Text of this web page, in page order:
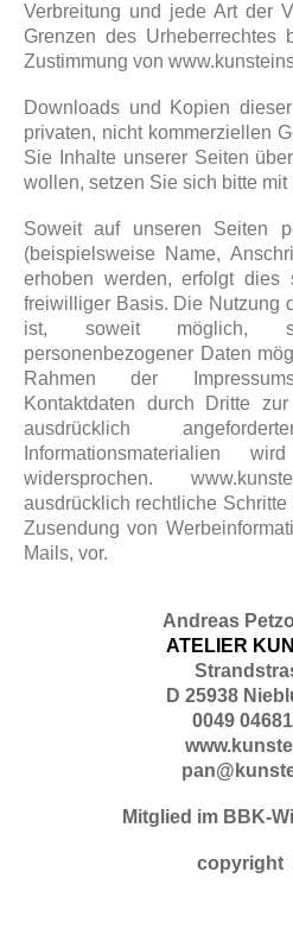
Verbreitung und jede Art der
Grenzen des Urheberrechtes
Zustimmung von
Downloads und Kopien
privaten, nicht kommerziellen
Sie Inhalte unserer Seiten
wollen, setzen Sie sich bitte mit
Soweit auf unseren Seiten
(beispielsweise Name,
erhoben werden, erfolgt dies
freiwilliger Basis. Die Nutzung
ist, soweit möglich,
personenbezogener Daten
Rahmen der
Kontaktdaten durch Dritte
ausdrücklich
Informationsmaterialien
widersprochen.
ausdrücklich rechtliche
Zusendung von
Mails, vor.
Andreas
ATELIER
D 25938
0049
Mitglied im BBK-
copyright